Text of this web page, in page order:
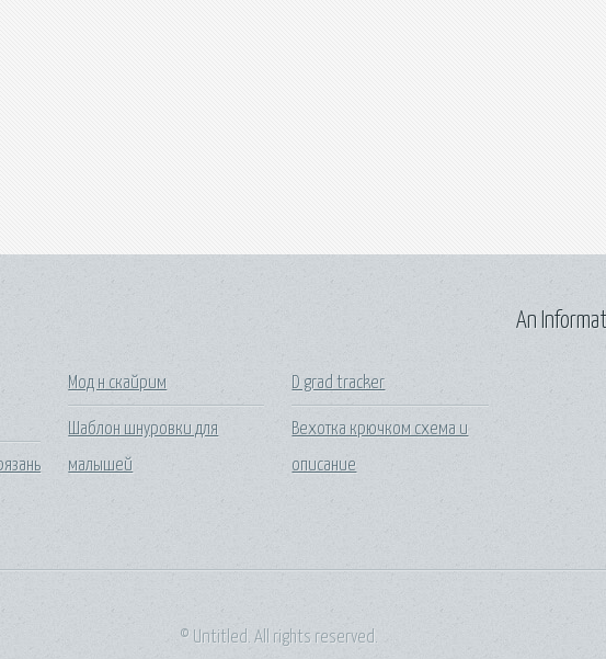
Мод н скайрим
Шаблон шнуровки для
малышей
D grad tracker
Вехотка крючком схема и
описание
An
© Untitled. All rights reserved.